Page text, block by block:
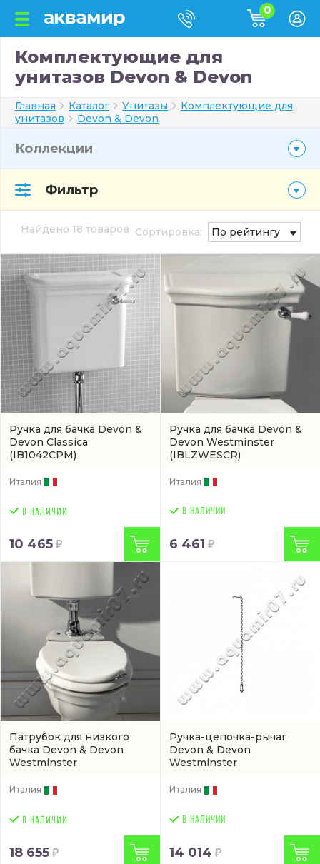
0
Комплектующие для
унитазов Devon & Devon
Главная Каталог Унитазы
Комплектующие для
унитазов
Devon & Devon
Коллекции
Фильтр
Найдено 18 товаров Сортировка: По рейтингу
Ручка для бачка Devon &
Devon Classica
(IB1042CPM)
Италия
10 465
Ручка для бачка Devon &
Devon Westminster
(IBLZWESCR)
Италия
В НАЛИЧИИ
6 461
Патрубок для низкого
бачка Devon & Devon
Westminster
Италия
18 655
Ручка-цепочка-рычаг
Devon & Devon
Westminster
Италия
В НАЛИЧИИ
14 014